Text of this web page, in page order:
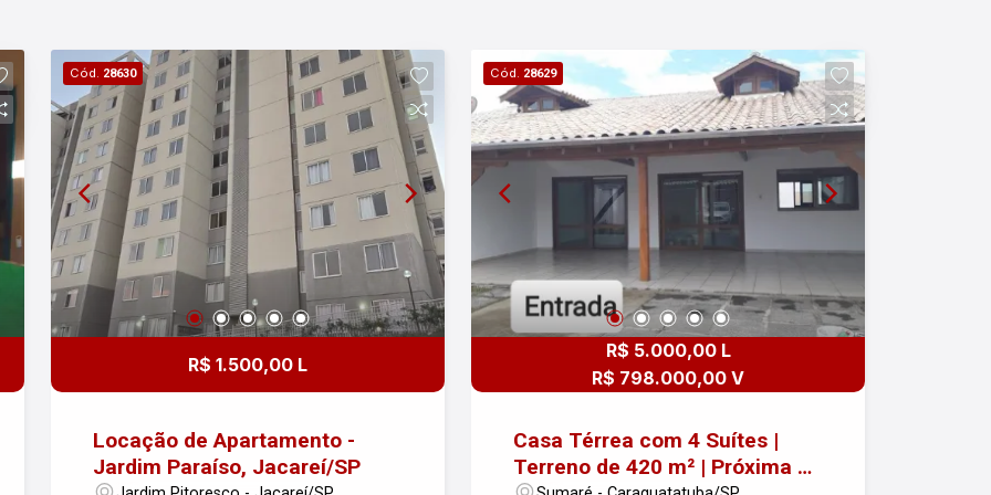
Cód. 28630
R$ 1.500,00 L
Locação de Apartamento -
Jardim Paraíso, Jacareí/SP
Cód. 28629
R$ 5.000,00 L
R$ 798.000,00 V
Casa Térrea com 4 Suítes |
Terreno de 420 m² | Próxima à